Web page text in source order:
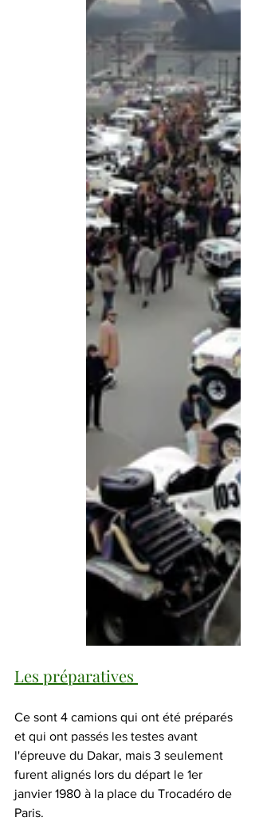
Les préparatives
Ce sont 4 camions qui ont été préparés
et qui ont passés les testes avant
l'épreuve du Dakar, mais 3 seulement
furent alignés lors du départ le 1er
janvier 1980 à la place du Trocadéro de
Paris.